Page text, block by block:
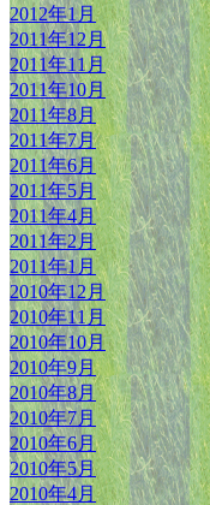
2012年1月
2011年12月
2011年11月
2011年10月
2011年8月
2011年7月
2011年6月
2011年5月
2011年4月
2011年2月
2011年1月
2010年12月
2010年11月
2010年10月
2010年9月
2010年8月
2010年7月
2010年6月
2010年5月
2010年4月